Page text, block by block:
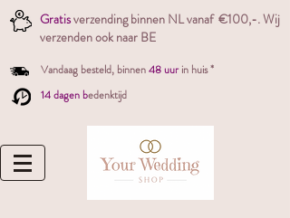
Gratisverzending binnen NL vanaf €100,-. Wij
verzenden ook naar BE
Vandaag besteld, binnen48 uur in huis *
14 dagen bedenktijd